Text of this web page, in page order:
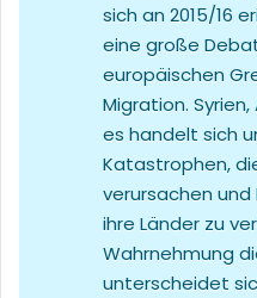
sich an 2015/16
eine große
europäischen
Migration.
es handelt sich
Katastrophen,
verursachen und
ihre Länder zu
Wahrnehmung
unterscheidet